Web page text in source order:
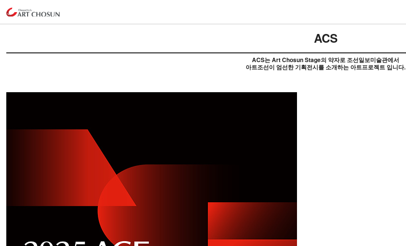
ACS
ACS는 Art Chosun Stage의 약자로 조선일보미술관에서
아트조선이 엄선한 기획전시를 소개하는 아트프로젝트 입니다.